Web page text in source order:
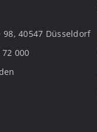
98, 40547 Düsseldorf
000